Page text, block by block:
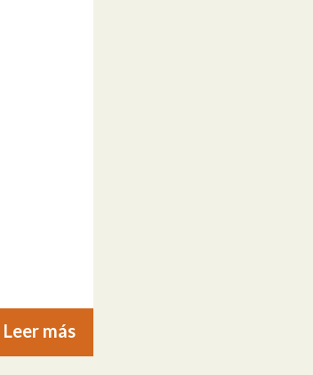
Leer más